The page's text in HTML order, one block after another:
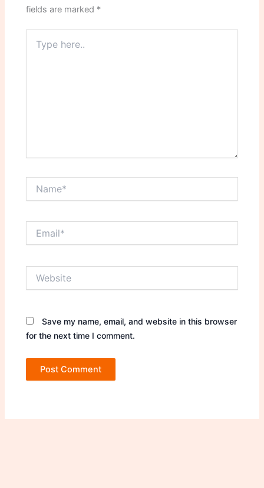
fields are marked *
here..
Save my name, email, and website in this browser
for the next time I comment.